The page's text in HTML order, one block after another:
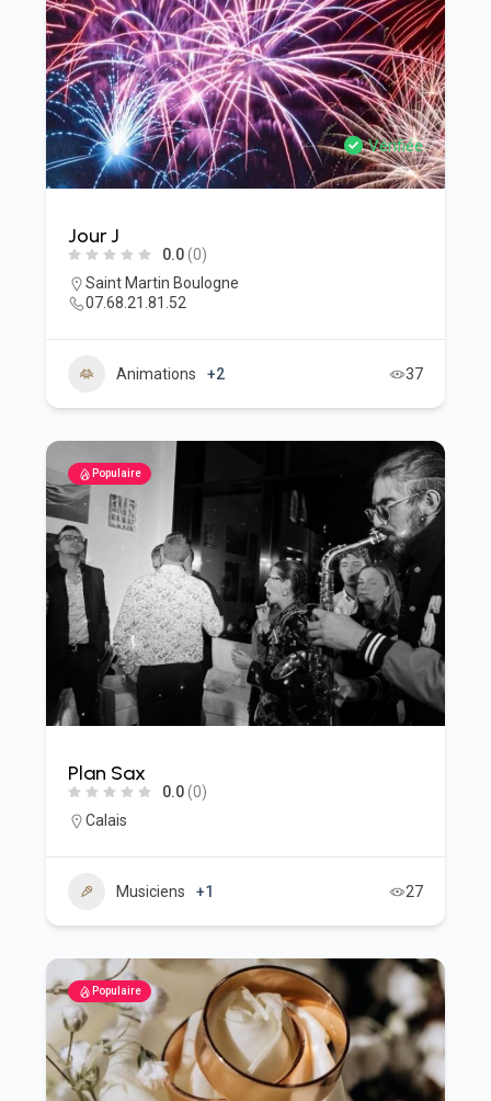
Vérifiée
Jour J
0.0(0)
Saint Martin Boulogne
07.68.21.81.52
Animations +2 37
Populaire
Plan Sax
0.0(0)
Calais
Musiciens +1 27
Populaire